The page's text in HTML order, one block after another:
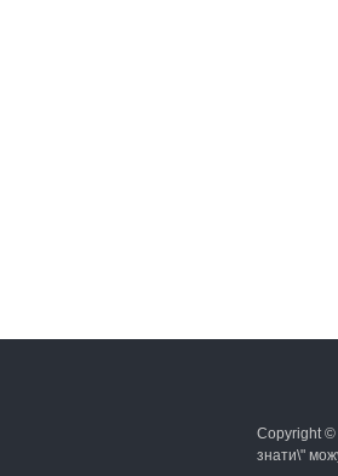
Copyright ©
знати\"